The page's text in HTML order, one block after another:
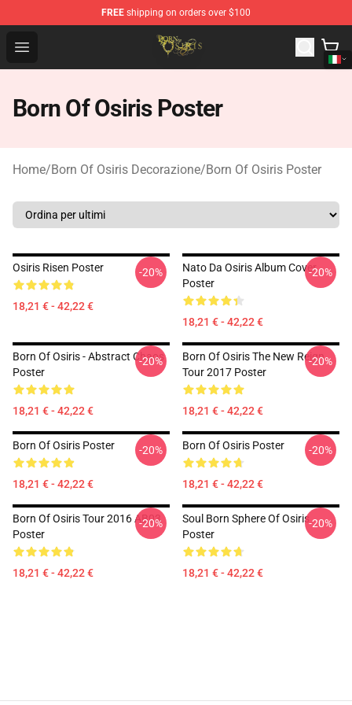
FREE shipping on orders over $100
Open menu
Born Of Osiris Store - Official Born Of Osiris
Born Of Osiris Poster
Home/Born Of Osiris Decorazione/Born Of Osiris Poster
Osiris Risen Poster
18,21 € - 42,22 €
-20%
Nato Da Osiris Album Cover
Poster
18,21 € - 42,22 €
-20%
Born Of Osiris - Abstract Chaos
Poster
18,21 € - 42,22 €
-20%
Born Of Osiris The New Reign
Tour 2017 Poster
18,21 € - 42,22 €
-20%
Born Of Osiris Poster
18,21 € - 42,22 €
-20% Born Of Osiris Poster
18,21 € - 42,22 €
-20%
Born Of Osiris Tour 2016 AB03
Poster
18,21 € - 42,22 €
-20%
Soul Born Sphere Of Osiris
Poster
18,21 € - 42,22 €
-20%